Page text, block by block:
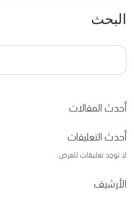
البحث
أحدث المقالات
أحدث التعليقات
لا توجد تعليقات للعرض.
الأرشيف